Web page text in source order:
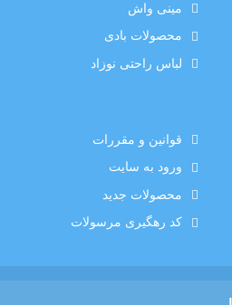
مینی واش
محصولات بادی
لباس راحتی نوزاد
قوانین و مقررات
ورود به سایت
محصولات جدید
کد رهگیری مرسولات